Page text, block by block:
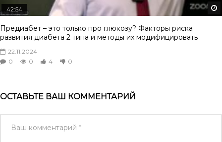
42:54
Предиабет – это только про глюкозу? Факторы риска
развития диабета 2 типа и методы их модифицировать
22.11.2024
0
0 4 0
ОСТАВЬТЕ ВАШ КОММЕНТАРИЙ